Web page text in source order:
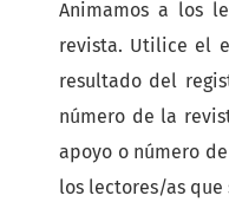
Animamos a los
revista. Utilice el
resultado del
número de la
apoyo o número
los lectores/as que